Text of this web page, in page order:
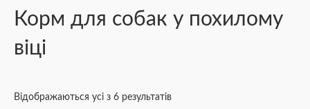
Корм для собак у похилому
віці
Відображаються усі з 6 результатів